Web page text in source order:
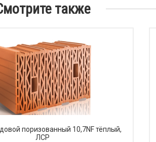
также
поризованный 10,7NF тёплый,
ЛСР